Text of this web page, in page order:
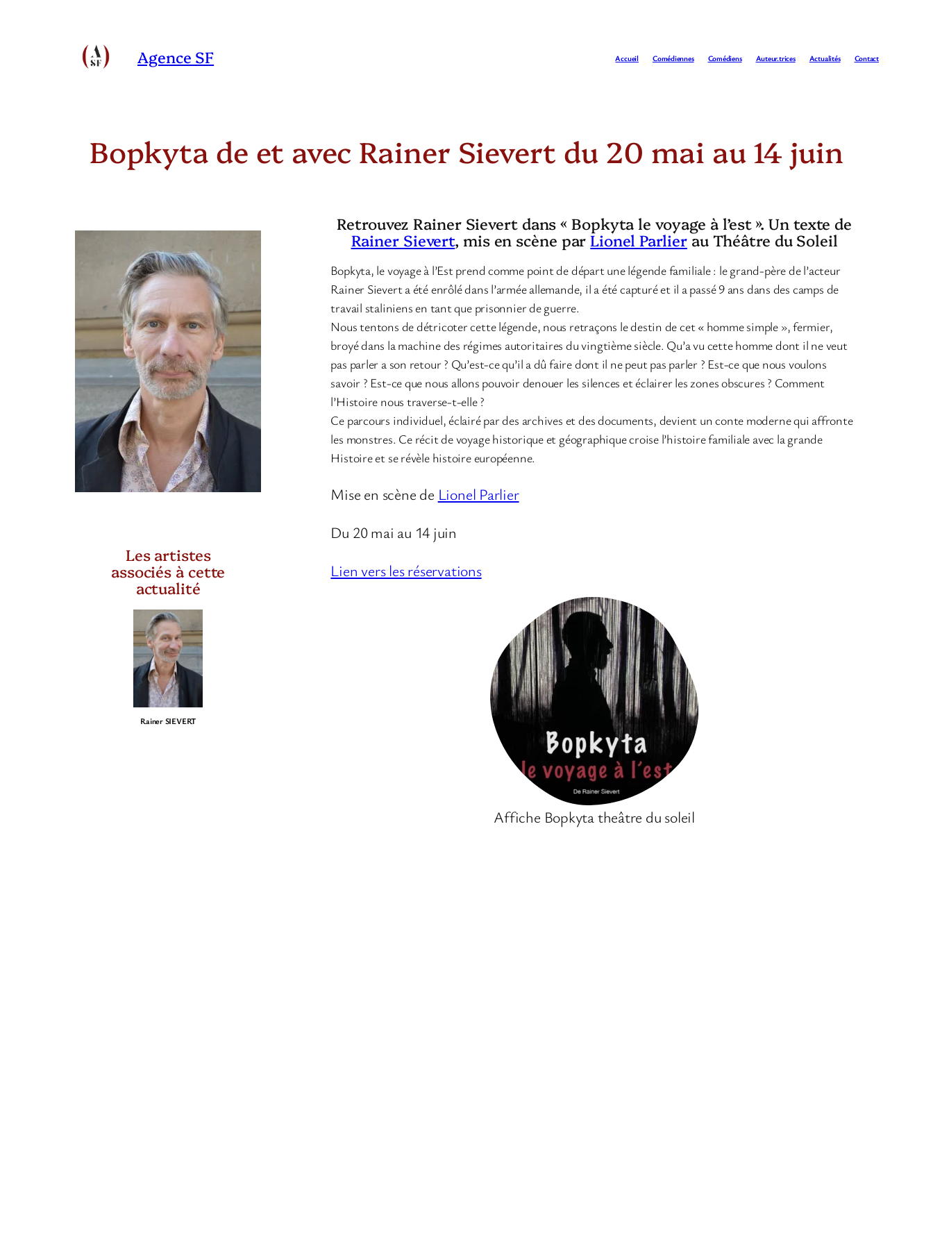
Agence SF Accueil Comédiennes Comédiens Auteur.trices Actualités Contact
Bopkyta de et avec Rainer Sievert du 20 mai au 14 juin
Les artistes
associés à cette
actualité
Rainer SIEVERT
Retrouvez Rainer Sievert dans « Bopkyta le voyage à l’est ». Un texte de
Rainer Sievert, mis en scène parLionel Parlierau Théâtre du Soleil
Bopkyta, le voyage à l’Est prend comme point de départ une légende familiale : le grand-père de l’acteur
Rainer Sievert a été enrôlé dans l’armée allemande, il a été capturé et il a passé 9 ans dans des camps de
travail staliniens en tant que prisonnier de guerre.
Nous tentons de détricoter cette légende, nous retraçons le destin de cet « homme simple », fermier,
broyé dans la machine des régimes autoritaires du vingtième siècle. Qu’a vu cette homme dont il ne veut
pas parler a son retour ? Qu’est-ce qu’il a dû faire dont il ne peut pas parler ? Est-ce que nous voulons
savoir ? Est-ce que nous allons pouvoir denouer les silences et éclairer les zones obscures ? Comment
l’Histoire nous traverse-t-elle ?
Ce parcours individuel, éclairé par des archives et des documents, devient un conte moderne qui affronte
les monstres. Ce récit de voyage historique et géographique croise l’histoire familiale avec la grande
Histoire et se révèle histoire européenne.
Mise en scène de Lionel Parlier
Du 20 mai au 14 juin
Lien vers les réservations
Affiche Bopkyta theâtre du soleil